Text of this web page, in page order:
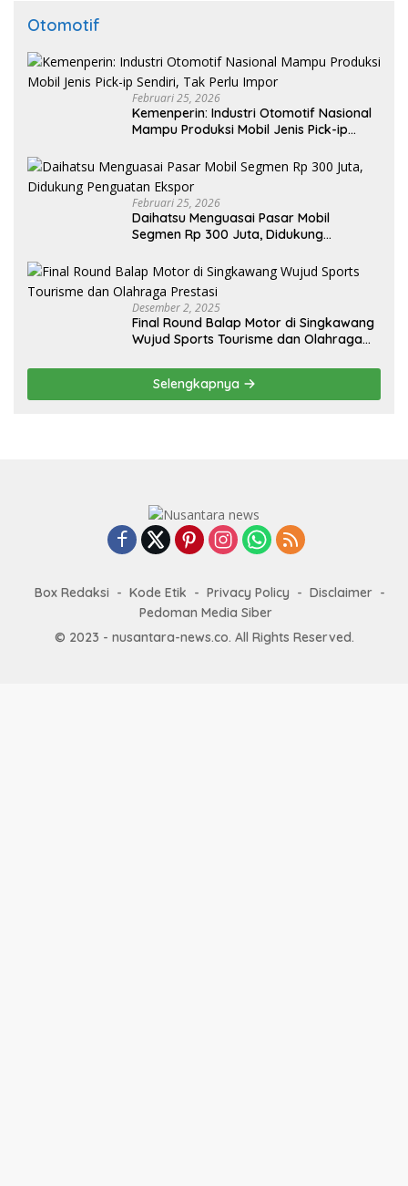
Otomotif
Februari 25, 2026
Kemenperin: Industri Otomotif Nasional
Mampu Produksi Mobil Jenis Pick-ip
Februari 25, 2026
Daihatsu Menguasai Pasar Mobil
Segmen Rp 300 Juta, Didukung
Desember 2, 2025
Final Round Balap Motor di Singkawang
Wujud Sports Tourisme dan Olahraga
Selengkapnya
Box Redaksi Kode Etik Privacy Policy
Disclaimer
Pedoman Media Siber
© 2023 - nusantara-news.co. All Rights Reserved.